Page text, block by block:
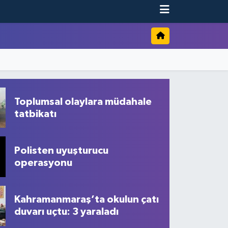
müstakil ev yangında
Toplumsal olaylara müdahale
tatbikatı
Polisten uyuşturucu
operasyonu
Kahramanmaraş’ta okulun çatı
duvarı uçtu: 3 yaraladı